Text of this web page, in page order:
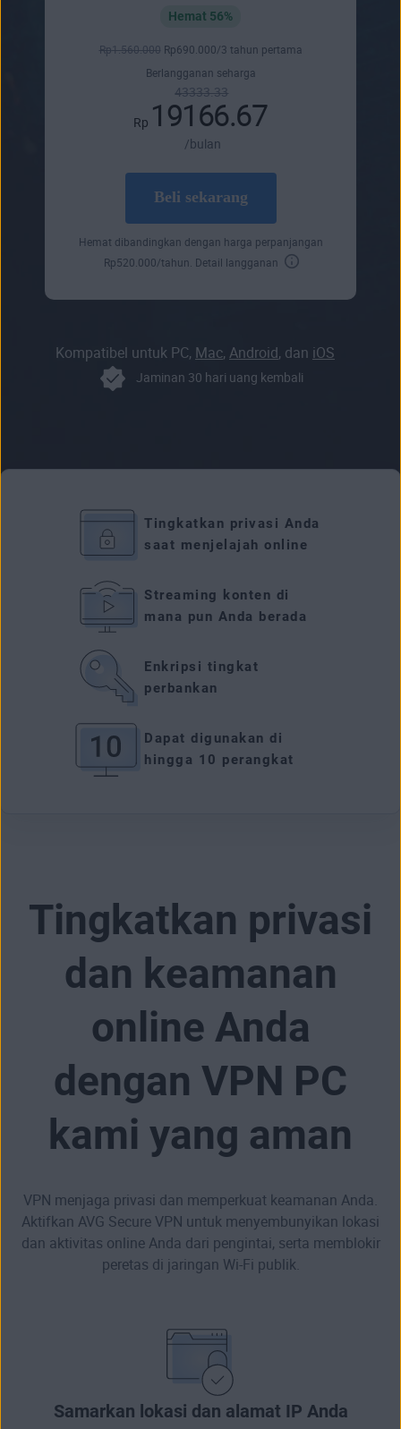
Hemat 56%
Rp1.560.000 Rp690.000/3 tahun pertama
Berlangganan seharga
43333.33
Rp 19166.67
/bulan
Beli sekarang
Hemat dibandingkan dengan harga perpanjangan
Rp520.000/tahun. Detail langganan
Jaminan 30 hari uang kembali
Kompatibel untuk PC, Mac, Android, dan iOS
Tingkatkan privasi Anda
saat menjelajah online
Streaming konten di
mana pun Anda berada
Enkripsi tingkat
perbankan
Dapat digunakan di
hingga 10 perangkat
Tingkatkan privasi
dan keamanan
online Anda
dengan VPN PC
kami yang aman
VPN menjaga privasi dan memperkuat keamanan Anda.
Aktifkan AVG Secure VPN untuk menyembunyikan lokasi
dan aktivitas online Anda dari pengintai, serta memblokir
peretas di jaringan Wi-Fi publik.
Samarkan lokasi dan alamat IP Anda